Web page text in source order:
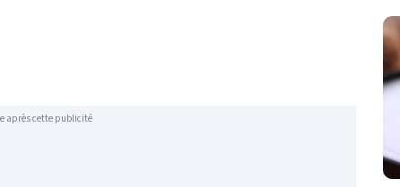
après cette publicité